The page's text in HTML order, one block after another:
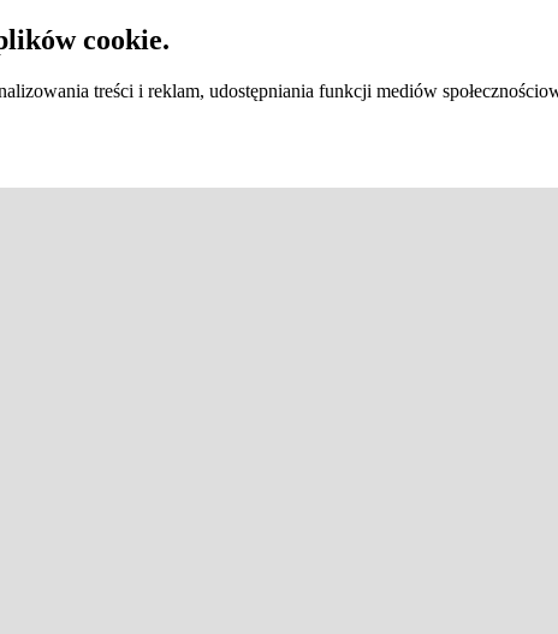
cookie.
treści i reklam, udostępniania funkcji mediów